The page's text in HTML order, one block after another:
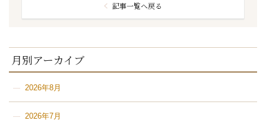
記事一覧へ戻る
月別アーカイブ
2026年8月
2026年7月